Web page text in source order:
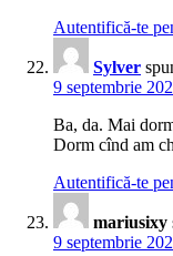
Autentifică-te
Sylver
9 septembrie
Ba, da. Mai
Dorm cînd am
Autentifică-te
mariusixy
9 septembrie